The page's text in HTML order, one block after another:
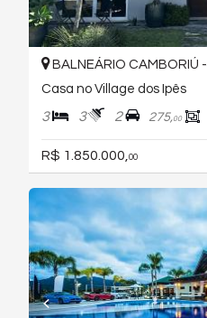
BALNEÁRIO CAMBORIÚ -
Casa no Village dos Ipês
3 3 2 275,00
R$ 1.850.000, 00